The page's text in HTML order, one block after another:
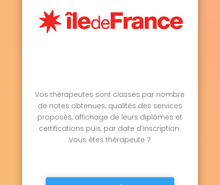
Vos thérapeutes sont classés par nombre
de notes obtenues, qualités des services
proposés, affichage de leurs diplômes et
certifications puis, par date d’inscription.
Vous êtes thérapeute ?